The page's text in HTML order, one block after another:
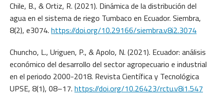
Chile, B., & Ortiz, R. (2021). Dinámica de la distribución del
agua en el sistema de riego Tumbaco en Ecuador. Siembra,
8(2), e3074. https://doi.org/10.29166/siembra.v8i2.3074
Chuncho, L., Uriguen, P., & Apolo, N. (2021). Ecuador: análisis
económico del desarrollo del sector agropecuario e industrial
en el periodo 2000-2018. Revista Científica y Tecnológica
UPSE, 8(1), 08–17. https://doi.org/10.26423/rctu.v8i1.547